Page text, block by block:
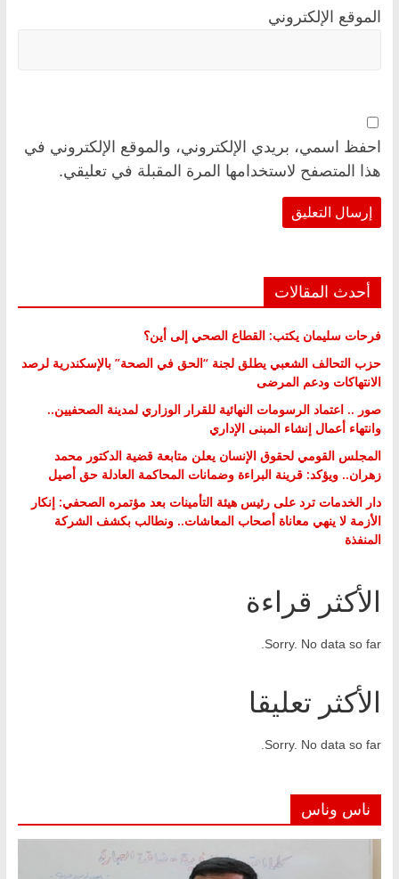
الموقع الإلكتروني
احفظ اسمي، بريدي الإلكتروني، والموقع الإلكتروني في
هذا المتصفح لاستخدامها المرة المقبلة في تعليقي.
أحدث المقالات
فرحات سليمان يكتب: القطاع الصحي إلى أين؟
حزب التحالف الشعبي يطلق لجنة “الحق في الصحة” بالإسكندرية لرصد
الانتهاكات ودعم المرضى
صور .. اعتماد الرسومات النهائية للقرار الوزاري لمدينة الصحفيين..
وانتهاء أعمال إنشاء المبنى الإداري
المجلس القومي لحقوق الإنسان يعلن متابعة قضية الدكتور محمد
زهران.. ويؤكد: قرينة البراءة وضمانات المحاكمة العادلة حق أصيل
دار الخدمات ترد على رئيس هيئة التأمينات بعد مؤتمره الصحفي: إنكار
الأزمة لا ينهي معاناة أصحاب المعاشات.. ونطالب بكشف الشركة
المنفذة
الأكثر قراءة
Sorry. No data so far.
الأكثر تعليقا
Sorry. No data so far.
ناس وناس